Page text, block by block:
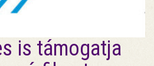
is támogatja